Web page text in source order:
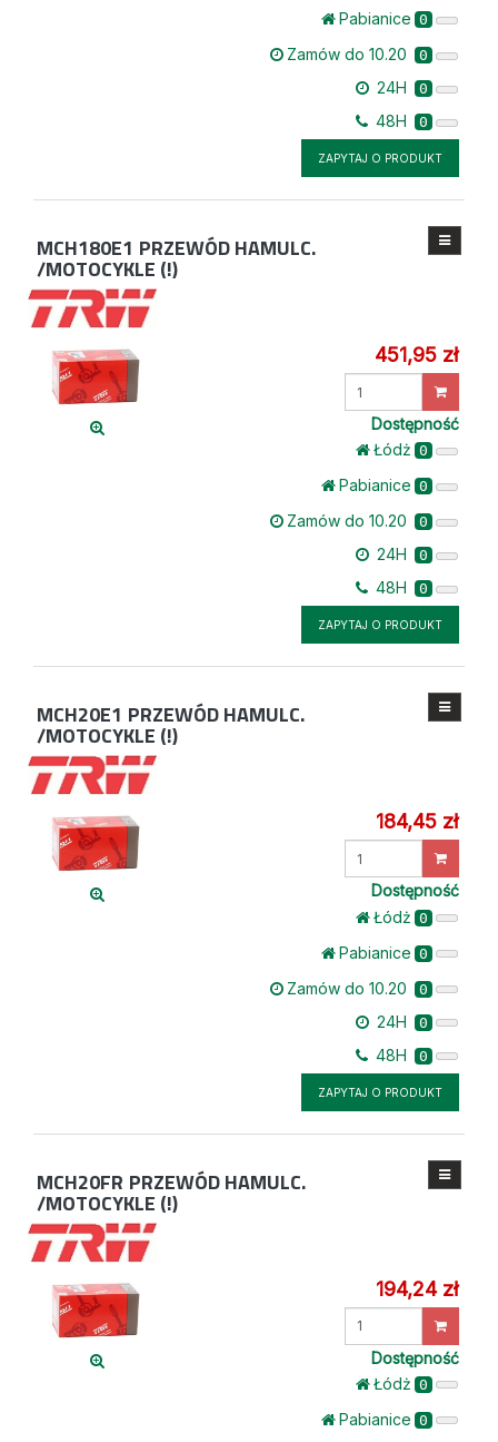
Pabianice 0
Zamów do 10.20 0
24H 0
48H 0
ZAPYTAJ O PRODUKT
MCH180E1 PRZEWÓD HAMULC.
/MOTOCYKLE (!)
451,95 zł
Dostępność
Łódż 0
Pabianice 0
Zamów do 10.20 0
24H 0
48H 0
ZAPYTAJ O PRODUKT
MCH20E1 PRZEWÓD HAMULC.
/MOTOCYKLE (!)
184,45 zł
Wprowadź
ilość
Dostępność
Łódż 0
Pabianice 0
Zamów do 10.20 0
24H 0
48H 0
ZAPYTAJ O PRODUKT
MCH20FR PRZEWÓD HAMULC.
/MOTOCYKLE (!)
194,24 zł
Wprowadź
Dostępność
Łódż 0
Pabianice 0